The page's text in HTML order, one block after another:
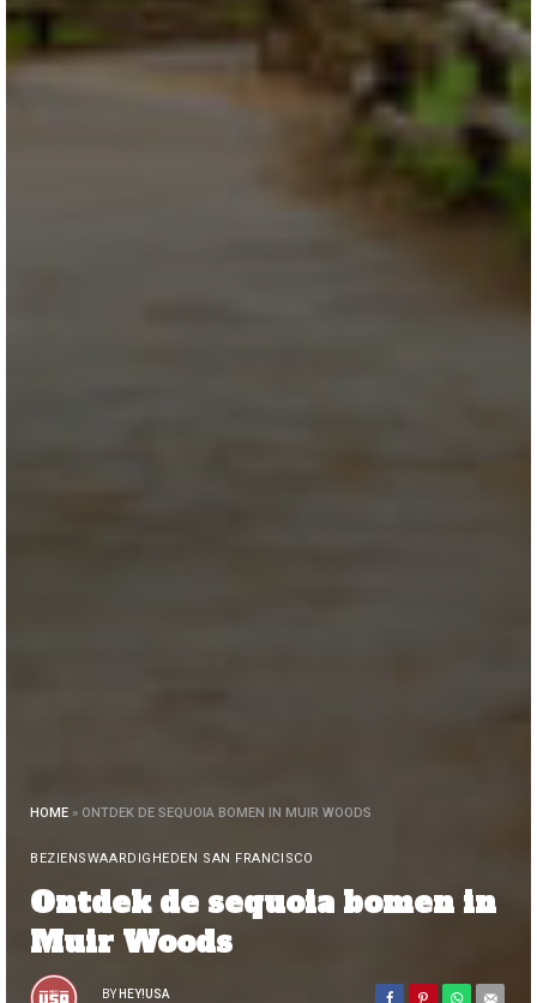
HOME » ONTDEK DE SEQUOIA BOMEN IN MUIR WOODS
BEZIENSWAARDIGHEDEN SAN FRANCISCO
Ontdek de sequoia bomen in
Muir Woods
BY HEY!USA